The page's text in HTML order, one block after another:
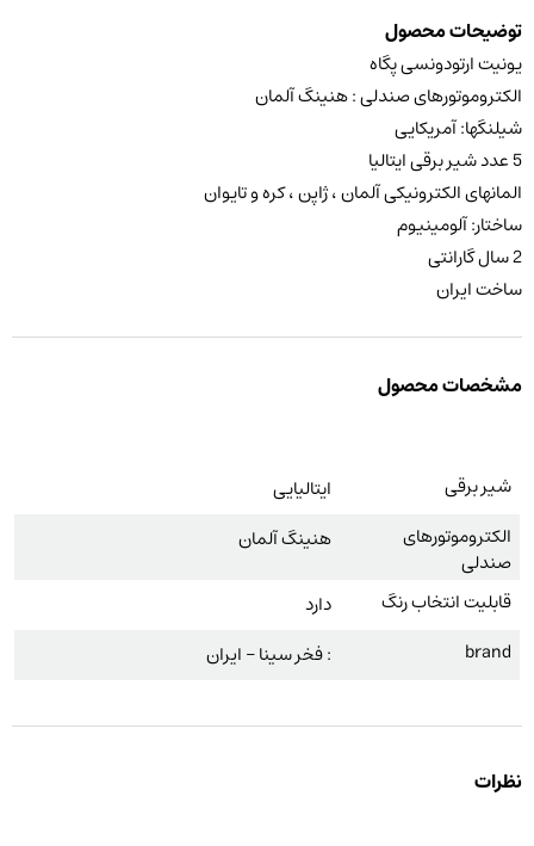
توضیحات محصول
یونیت ارتودونسی پگاه
الکتروموتورهای صندلی : هنینگ آلمان
شیلنگها: آمریکایی
5 عدد شیر برقی ایتالیا
المانهای الکترونیکی آلمان ، ژاپن ، کره و تایوان
ساختار: آلومینیوم
2 سال گارانتی
ساخت ایران
مشخصات محصول
شیر برقی
ایتالیایی
الکتروموتورهای
صندلی
هنینگ آلمان
قابلیت انتخاب رنگ
دارد
brand
: فخر سینا – ایران
نظرات